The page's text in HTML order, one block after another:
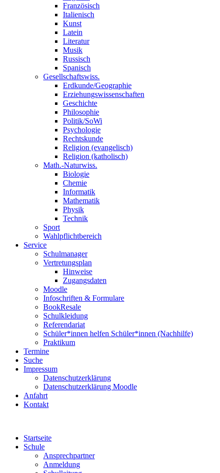
Französisch
Italienisch
Kunst
Latein
Literatur
Musik
Russisch
Spanisch
Gesellschaftswiss.
Erdkunde/Geographie
Erziehungswissenschaften
Geschichte
Philosophie
Politik/SoWi
Psychologie
Rechtskunde
Religion (evangelisch)
Religion (katholisch)
Math.-Naturwiss.
Biologie
Chemie
Informatik
Mathematik
Physik
Technik
Sport
Wahlpflichtbereich
Service
Schulmanager
Vertretungsplan
Hinweise
Zugangsdaten
Moodle
Infoschriften & Formulare
BookResale
Schulkleidung
Referendariat
Schüler*innen helfen Schüler*innen (Nachhilfe)
Praktikum
Termine
Suche
Impressum
Datenschutzerklärung
Datenschutzerklärung Moodle
Anfahrt
Kontakt
Startseite
Schule
Ansprechpartner
Anmeldung